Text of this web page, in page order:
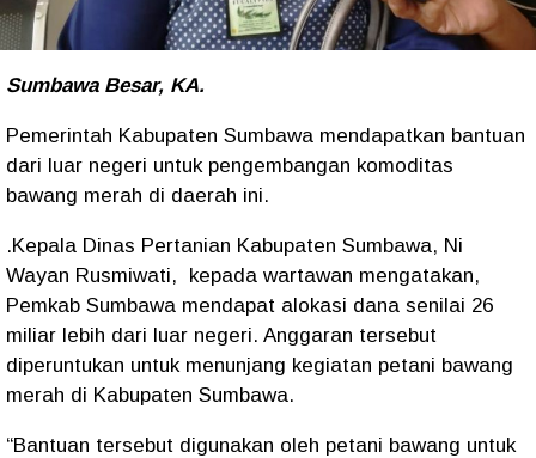
Sumbawa Besar, KA.
Pemerintah Kabupaten Sumbawa mendapatkan bantuan
dari luar negeri untuk pengembangan komoditas
bawang merah di daerah ini.
.Kepala Dinas Pertanian Kabupaten Sumbawa, Ni
Wayan Rusmiwati, kepada wartawan mengatakan,
Pemkab Sumbawa mendapat alokasi dana senilai 26
miliar lebih dari luar negeri. Anggaran tersebut
diperuntukan untuk menunjang kegiatan petani bawang
merah di Kabupaten Sumbawa.
“Bantuan tersebut digunakan oleh petani bawang untuk